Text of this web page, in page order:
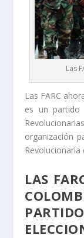
Las
Las FARC
es un partido
organización
Revolucionaria
LAS